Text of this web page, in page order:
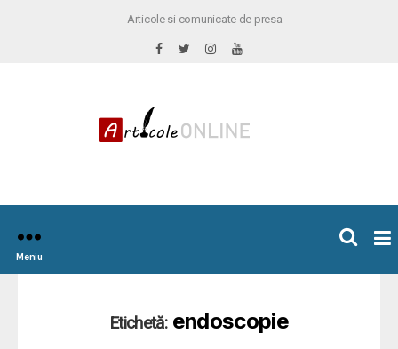
Articole si comunicate de presa
Meniu
Etichetă: endoscopie